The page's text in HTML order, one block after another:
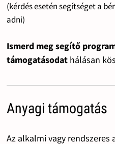
(kérdés esetén segítséget a
adni)
Ismerd meg segítő
támogatásodat hálásan
Anyagi támogatás
Az alkalmi vagy rendszeres